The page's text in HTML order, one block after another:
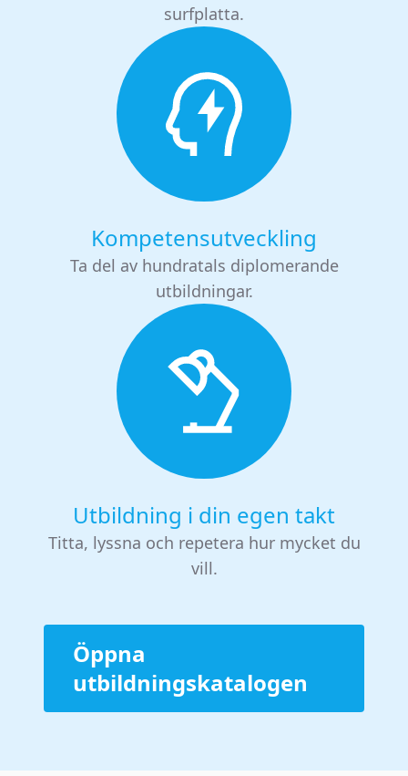
surfplatta.
Kompetensutveckling
Ta del av hundratals diplomerande
utbildningar.
Utbildning i din egen takt
Titta, lyssna och repetera hur mycket du
vill.
Öppna
utbildningskatalogen